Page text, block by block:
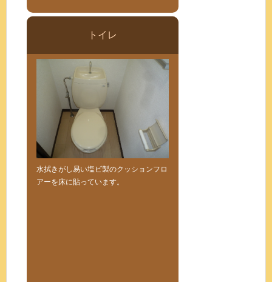
トイレ
水拭きがし易い塩ビ製のクッションフロ
アーを床に貼っています。